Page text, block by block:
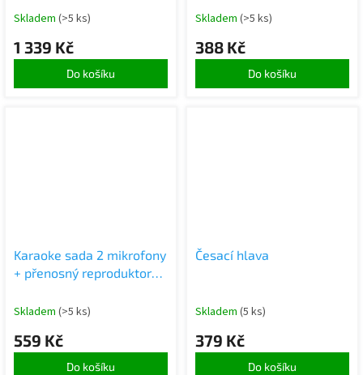
Skladem (>5 ks)
1 339 Kč
Do košíku
béžová
Skladem (>5 ks)
388 Kč
Do košíku
Karaoke sada 2 mikrofony
+ přenosný reproduktor
růžová
Skladem (>5 ks)
559 Kč
Do košíku
Česací hlava
Skladem (5 ks)
379 Kč
Do košíku